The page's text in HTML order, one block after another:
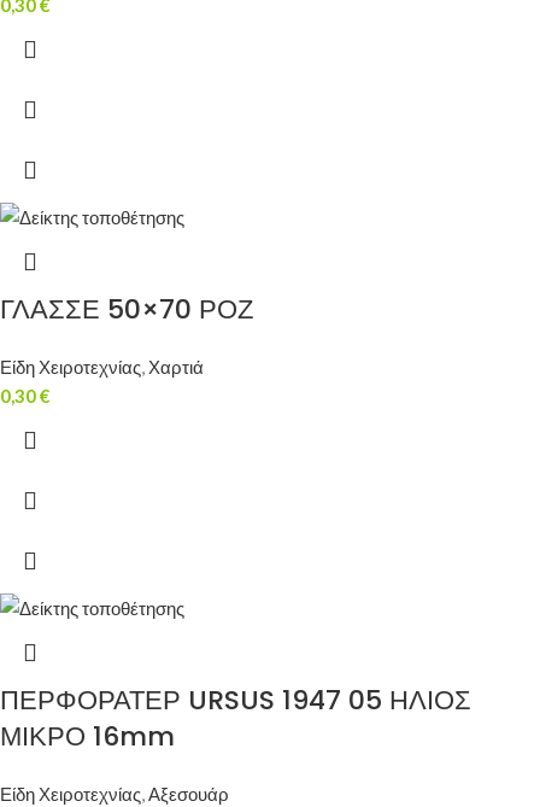
0,30€
ΓΛΑΣΣΕ 50×70 ΡΟΖ
Είδη Χειροτεχνίας, Χαρτιά
0,30€
ΠΕΡΦΟΡΑΤΕΡ URSUS 1947 05 ΗΛΙΟΣ
ΜΙΚΡΟ 16mm
Είδη Χειροτεχνίας,Αξεσουάρ